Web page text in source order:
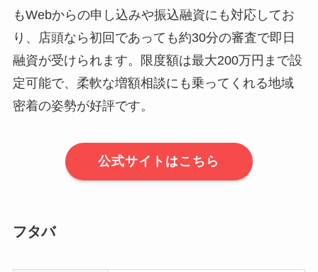
もWebからの申し込みや振込融資にも対応してお
り、店頭なら初回であっても約30分の審査で即日
融資が受けられます。限度額は最大200万円まで設
定可能で、柔軟な増額相談にも乗ってくれる地域
密着の姿勢が好評です。
公式サイトはこちら
フタバ